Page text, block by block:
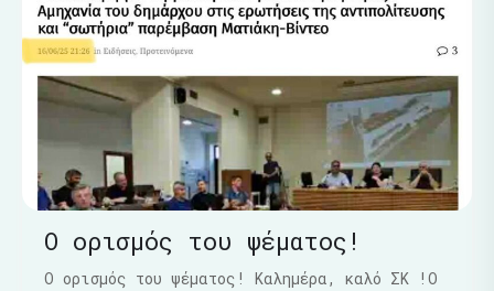
Ο ορισμός του ψέματος!
Ο ορισμός του ψέματος! Καλημέρα, καλό ΣΚ !Ο